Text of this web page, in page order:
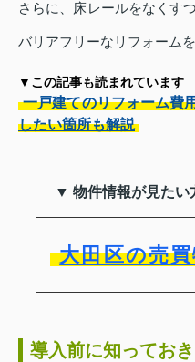
さらに、床レールをなくす
バリアフリーなリフォーム
▼この記事も読まれています
一戸建てのリフォーム費
したい箇所も解説
▼ 物件情報が見たい
大田区の売
導入前に知ってお